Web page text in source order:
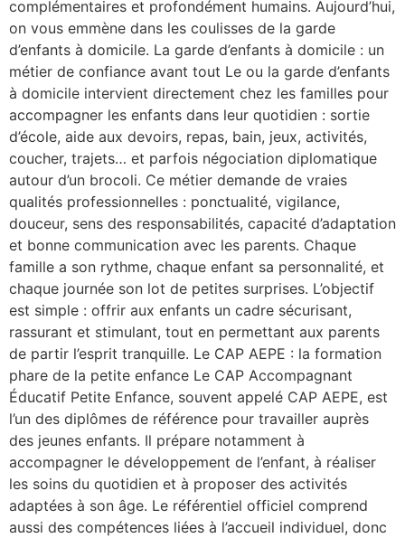
complémentaires et profondément humains. Aujourd’hui,
on vous emmène dans les coulisses de la garde
d’enfants à domicile. La garde d’enfants à domicile : un
métier de confiance avant tout Le ou la garde d’enfants
à domicile intervient directement chez les familles pour
accompagner les enfants dans leur quotidien : sortie
d’école, aide aux devoirs, repas, bain, jeux, activités,
coucher, trajets… et parfois négociation diplomatique
autour d’un brocoli. Ce métier demande de vraies
qualités professionnelles : ponctualité, vigilance,
douceur, sens des responsabilités, capacité d’adaptation
et bonne communication avec les parents. Chaque
famille a son rythme, chaque enfant sa personnalité, et
chaque journée son lot de petites surprises. L’objectif
est simple : offrir aux enfants un cadre sécurisant,
rassurant et stimulant, tout en permettant aux parents
de partir l’esprit tranquille. Le CAP AEPE : la formation
phare de la petite enfance Le CAP Accompagnant
Éducatif Petite Enfance, souvent appelé CAP AEPE, est
l’un des diplômes de référence pour travailler auprès
des jeunes enfants. Il prépare notamment à
accompagner le développement de l’enfant, à réaliser
les soins du quotidien et à proposer des activités
adaptées à son âge. Le référentiel officiel comprend
aussi des compétences liées à l’accueil individuel, donc